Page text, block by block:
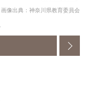
画像出典：神奈川県教育委員会